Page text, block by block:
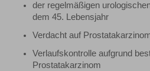
der regelmäßigen
dem 45. Lebensjahr
Verdacht auf
Verlaufskontrolle aufgrund
Prostatakarzinom